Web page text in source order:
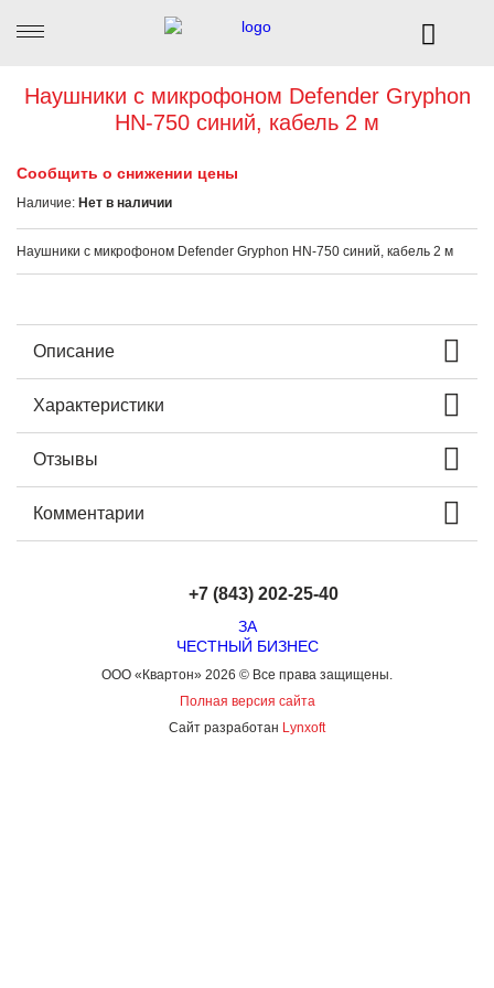
Наушники с микрофоном Defender Gryphon
HN-750 синий, кабель 2 м
Сообщить о снижении цены
Наличие: Нет в наличии
Наушники с микрофоном Defender Gryphon HN-750 синий, кабель 2 м
Описание
Характеристики
Отзывы
Комментарии
+7 (843) 202-25-40
ЗА
ЧЕСТНЫЙ БИЗНЕС
ООО «Квартон» 2026 © Все права защищены.
Полная версия сайта
Сайт разработан Lynxoft